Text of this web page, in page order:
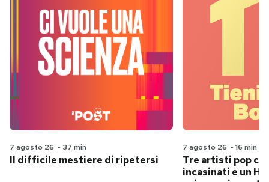
7 agosto 26 - 37 min
Il difficile mestiere di ripetersi
7 agosto 26 - 16 min
Tre artisti pop
incasinati e un